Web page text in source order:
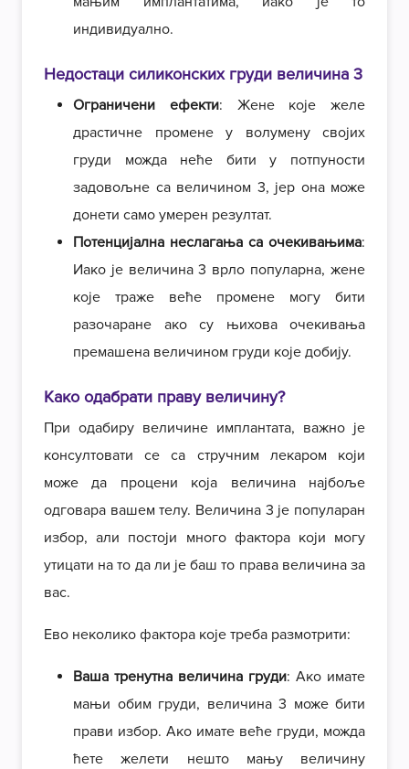
индивидуално.
Недостаци силиконских груди величина 3
Ограничени ефекти: Жене које желе
драстичне промене у волумену својих
груди можда неће бити у потпуности
задовољне са величином 3, јер она може
донети само умерен резултат.
Потенцијална неслагања са очекивањима:
Иако је величина 3 врло популарна, жене
које траже веће промене могу бити
разочаране ако су њихова очекивања
премашена величином груди које добију.
Како одабрати праву величину?
При одабиру величине имплантата, важно је
консултовати се са стручним лекаром који
може да процени која величина најбоље
одговара вашем телу. Величина 3 је популаран
избор, али постоји много фактора који могу
утицати на то да ли је баш то права величина за
вас.
Ево неколико фактора које треба размотрити:
Ваша тренутна величина груди: Ако имате
мањи обим груди, величина 3 може бити
прави избор. Ако имате веће груди, можда
ћете желети нешто мању величину